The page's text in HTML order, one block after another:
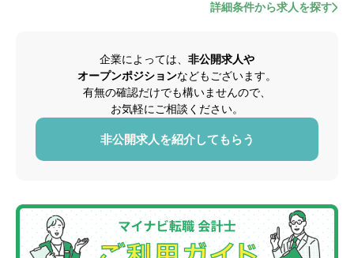
詳細条件から求人を探す
企業によっては、 非公開求人や
オープンポジションなどもございます。
有無の確認だけでも構いませんので、
お気軽にご相談ください。
非公開求人を紹介してもらう